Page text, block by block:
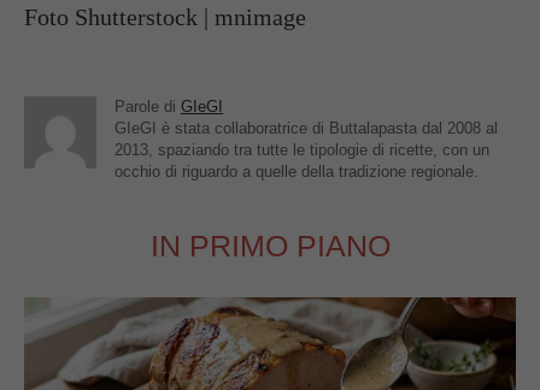
Foto Shutterstock | mnimage
Parole di GIeGI
GIeGI è stata collaboratrice di Buttalapasta dal 2008 al
2013, spaziando tra tutte le tipologie di ricette, con un
occhio di riguardo a quelle della tradizione regionale.
IN PRIMO PIANO